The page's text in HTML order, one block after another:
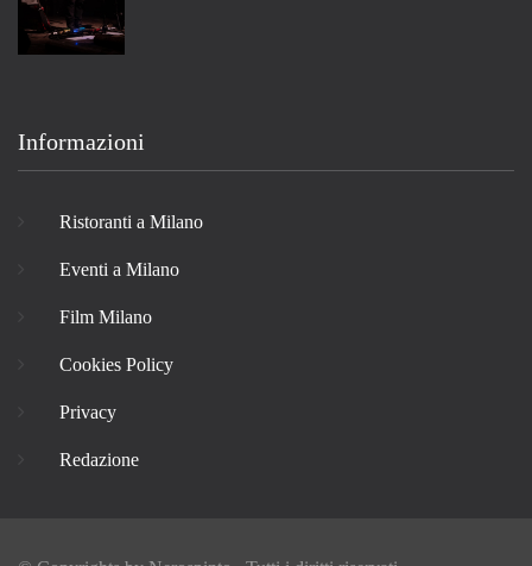
Informazioni
Ristoranti a Milano
Eventi a Milano
Film Milano
Cookies Policy
Privacy
Redazione